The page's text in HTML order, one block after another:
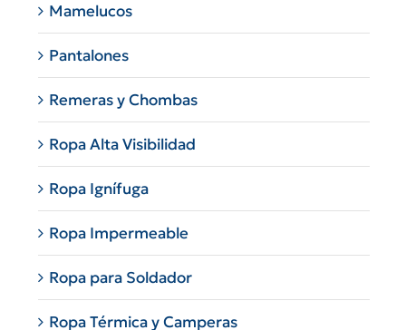
Mamelucos
Pantalones
Remeras y Chombas
Ropa Alta Visibilidad
Ropa Ignífuga
Ropa Impermeable
Ropa para Soldador
Ropa Térmica y Camperas